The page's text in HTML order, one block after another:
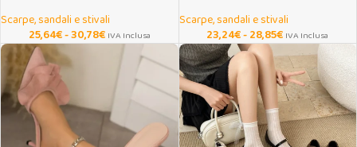
Scarpe, sandali e stivali
25,64€-30,78€ IVA Inclusa
Scarpe, sandali e stivali
23,24€-28,85€ IVA Inclusa